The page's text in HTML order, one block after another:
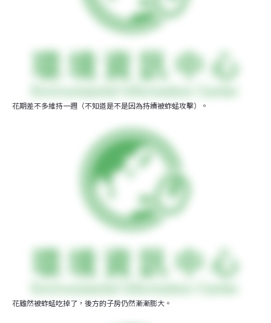
花期差不多維持一週（不知道是不是因為持續被蚱蜢攻擊）。
花雖然被蚱蜢吃掉了，後方的子房仍然漸漸膨大。